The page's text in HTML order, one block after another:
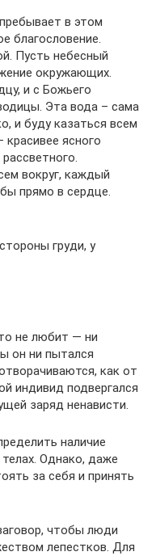
в этом
благословение.
Пусть небесный
окружающих.
и с Божьего
Эта вода – сама
и буду казаться всем
ясного
вокруг, каждый
прямо в сердце.
груди, у
не любит — ни
он ни пытался
как от
индивид подвергался
заряд ненависти.
наличие
Однако, даже
за себя и принять
чтобы люди
лепестков. Для